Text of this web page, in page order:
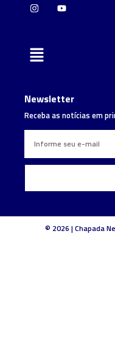
Newsletter
Receba as notícias em
© 2026 | Chapada